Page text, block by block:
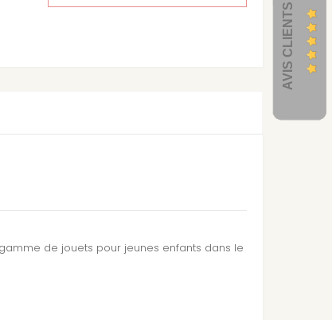
de jouets pour jeunes enfants dans le
AVIS CLIENTS